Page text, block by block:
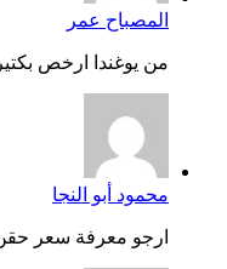
المصباح عمر
من يوغندا ارخص
محمود أبو النجا
ارجو معرفة سعر حقن